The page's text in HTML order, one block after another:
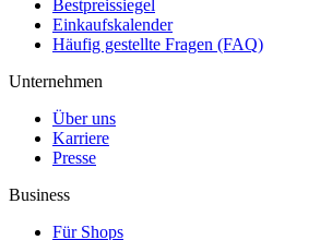
Bestpreissiegel
Einkaufskalender
Häufig gestellte Fragen (FAQ)
Unternehmen
Über uns
Karriere
Presse
Business
Für Shops